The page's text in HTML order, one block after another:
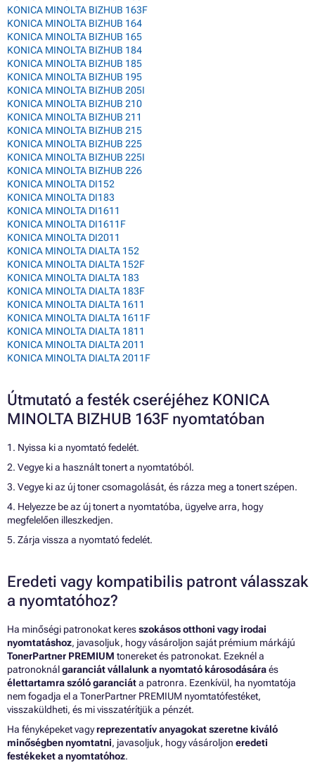
KONICA MINOLTA BIZHUB 163F
KONICA MINOLTA BIZHUB 164
KONICA MINOLTA BIZHUB 165
KONICA MINOLTA BIZHUB 184
KONICA MINOLTA BIZHUB 185
KONICA MINOLTA BIZHUB 195
KONICA MINOLTA BIZHUB 205I
KONICA MINOLTA BIZHUB 210
KONICA MINOLTA BIZHUB 211
KONICA MINOLTA BIZHUB 215
KONICA MINOLTA BIZHUB 225
KONICA MINOLTA BIZHUB 225I
KONICA MINOLTA BIZHUB 226
KONICA MINOLTA DI152
KONICA MINOLTA DI183
KONICA MINOLTA DI1611
KONICA MINOLTA DI1611F
KONICA MINOLTA DI2011
KONICA MINOLTA DIALTA 152
KONICA MINOLTA DIALTA 152F
KONICA MINOLTA DIALTA 183
KONICA MINOLTA DIALTA 183F
KONICA MINOLTA DIALTA 1611
KONICA MINOLTA DIALTA 1611F
KONICA MINOLTA DIALTA 1811
KONICA MINOLTA DIALTA 2011
KONICA MINOLTA DIALTA 2011F
Útmutató a festék cseréjéhez KONICA
MINOLTA BIZHUB 163F nyomtatóban
1. Nyissa ki a nyomtató fedelét.
2. Vegye ki a használt tonert a nyomtatóból.
3. Vegye ki az új toner csomagolását, és rázza meg a tonert szépen.
4. Helyezze be az új tonert a nyomtatóba, ügyelve arra, hogy
megfelelően illeszkedjen.
5. Zárja vissza a nyomtató fedelét.
Eredeti vagy kompatibilis patront válasszak
a nyomtatóhoz?
Ha minőségi patronokat keresszokásos otthoni vagy irodai
nyomtatáshoz, javasoljuk, hogy vásároljon saját prémium márkájú
TonerPartner PREMIUM tonereket és patronokat. Ezeknél a
patronoknálgaranciát vállalunk a nyomtató károsodásáraés
élettartamra szóló garanciáta patronra. Ezenkívül, ha nyomtatója
nem fogadja el a TonerPartner PREMIUM nyomtatófestéket,
visszaküldheti, és mi visszatérítjük a pénzét.
Ha fényképeket vagyreprezentatív anyagokat szeretne kiváló
minőségben nyomtatni, javasoljuk, hogy vásároljon eredeti
festékeket a nyomtatóhoz.